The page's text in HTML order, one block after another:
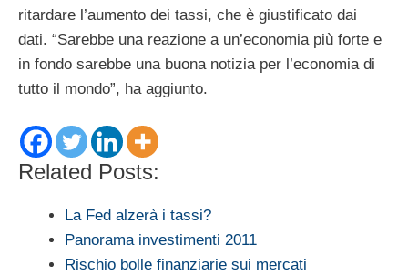
ritardare l’aumento dei tassi, che è giustificato dai
dati. “Sarebbe una reazione a un’economia più forte e
in fondo sarebbe una buona notizia per l’economia di
tutto il mondo”, ha aggiunto.
Related Posts:
La Fed alzerà i tassi?
Panorama investimenti 2011
Rischio bolle finanziarie sui mercati